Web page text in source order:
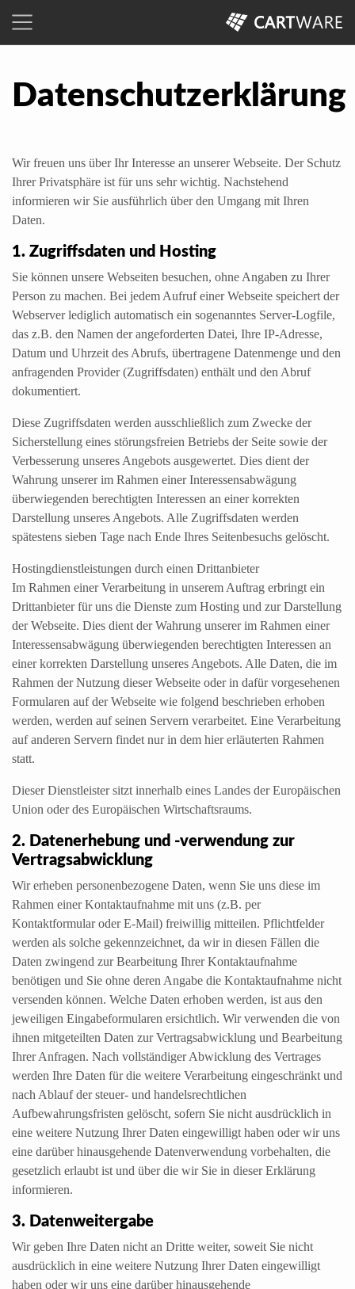
Datenschutzerklärung
Wir freuen uns über Ihr Interesse an unserer Webseite. Der Schutz
Ihrer Privatsphäre ist für uns sehr wichtig. Nachstehend
informieren wir Sie ausführlich über den Umgang mit Ihren
Daten.
1. Zugriffsdaten und Hosting
Sie können unsere Webseiten besuchen, ohne Angaben zu Ihrer
Person zu machen. Bei jedem Aufruf einer Webseite speichert der
Webserver lediglich automatisch ein sogenanntes Server-Logfile,
das z.B. den Namen der angeforderten Datei, Ihre IP-Adresse,
Datum und Uhrzeit des Abrufs, übertragene Datenmenge und den
anfragenden Provider (Zugriffsdaten) enthält und den Abruf
dokumentiert.
Diese Zugriffsdaten werden ausschließlich zum Zwecke der
Sicherstellung eines störungsfreien Betriebs der Seite sowie der
Verbesserung unseres Angebots ausgewertet. Dies dient der
Wahrung unserer im Rahmen einer Interessensabwägung
überwiegenden berechtigten Interessen an einer korrekten
Darstellung unseres Angebots. Alle Zugriffsdaten werden
spätestens sieben Tage nach Ende Ihres Seitenbesuchs gelöscht.
Hostingdienstleistungen durch einen Drittanbieter
Im Rahmen einer Verarbeitung in unserem Auftrag erbringt ein
Drittanbieter für uns die Dienste zum Hosting und zur Darstellung
der Webseite. Dies dient der Wahrung unserer im Rahmen einer
Interessensabwägung überwiegenden berechtigten Interessen an
einer korrekten Darstellung unseres Angebots. Alle Daten, die im
Rahmen der Nutzung dieser Webseite oder in dafür vorgesehenen
Formularen auf der Webseite wie folgend beschrieben erhoben
werden, werden auf seinen Servern verarbeitet. Eine Verarbeitung
auf anderen Servern findet nur in dem hier erläuterten Rahmen
statt.
Dieser Dienstleister sitzt innerhalb eines Landes der Europäischen
Union oder des Europäischen Wirtschaftsraums.
2. Datenerhebung und -verwendung zur
Vertragsabwicklung
Wir erheben personenbezogene Daten, wenn Sie uns diese im
Rahmen einer Kontaktaufnahme mit uns (z.B. per
Kontaktformular oder E-Mail) freiwillig mitteilen. Pflichtfelder
werden als solche gekennzeichnet, da wir in diesen Fällen die
Daten zwingend zur Bearbeitung Ihrer Kontaktaufnahme
benötigen und Sie ohne deren Angabe die Kontaktaufnahme nicht
versenden können. Welche Daten erhoben werden, ist aus den
jeweiligen Eingabeformularen ersichtlich. Wir verwenden die von
ihnen mitgeteilten Daten zur Vertragsabwicklung und Bearbeitung
Ihrer Anfragen. Nach vollständiger Abwicklung des Vertrages
werden Ihre Daten für die weitere Verarbeitung eingeschränkt und
nach Ablauf der steuer- und handelsrechtlichen
Aufbewahrungsfristen gelöscht, sofern Sie nicht ausdrücklich in
eine weitere Nutzung Ihrer Daten eingewilligt haben oder wir uns
eine darüber hinausgehende Datenverwendung vorbehalten, die
gesetzlich erlaubt ist und über die wir Sie in dieser Erklärung
informieren.
3. Datenweitergabe
Wir geben Ihre Daten nicht an Dritte weiter, soweit Sie nicht
ausdrücklich in eine weitere Nutzung Ihrer Daten eingewilligt
haben oder wir uns eine darüber hinausgehende